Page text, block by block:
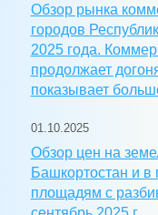
Обзор рынка
городов
2025 года.
продолжает
показывает
01.10.2025
Обзор цен на
Башкортостан и в
площадям с